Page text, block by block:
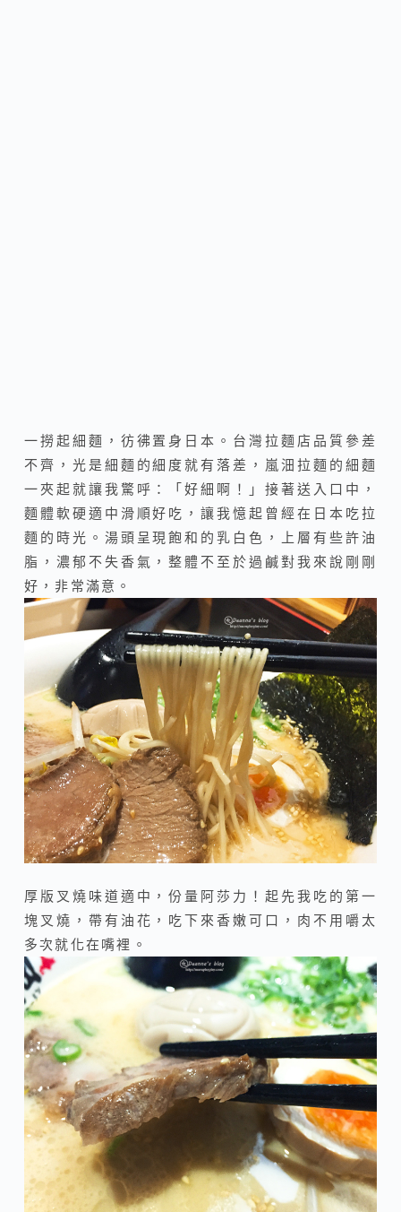
一撈起細麵，彷彿置身日本。台灣拉麵店品質參差
不齊，光是細麵的細度就有落差，嵐沺拉麵的細麵
一夾起就讓我驚呼：「好細啊！」接著送入口中，
麵體軟硬適中滑順好吃，讓我憶起曾經在日本吃拉
麵的時光。湯頭呈現飽和的乳白色，上層有些許油
脂，濃郁不失香氣，整體不至於過鹹對我來說剛剛
好，非常滿意。
厚版叉燒味道適中，份量阿莎力！起先我吃的第一
塊叉燒，帶有油花，吃下來香嫩可口，肉不用嚼太
多次就化在嘴裡。